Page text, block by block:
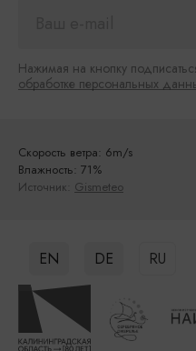
Нажимая на кнопку
обработке персональных
Скорость ветра: 6m/s
Влажность: 71%
Источник: Gismeteo
EN DE RU